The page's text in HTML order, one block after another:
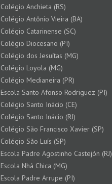
Colégio Anchieta (RS)
Colégio Antônio Vieira (BA)
Colégio Catarinense (SC)
Colégio Diocesano (PI)
Colégio dos Jesuítas (MG)
Colégio Loyola (MG)
Colégio Medianeira (PR)
Escola Santo Afonso Rodriguez (PI)
Colégio Santo Inácio (CE)
Colégio Santo Inácio (RJ)
Colégio São Francisco Xavier (SP)
Colégio São Luís (SP)
Escola Padre Agostinho Castejón (RJ)
Escola Nhá Chica (MG)
Escola Padre Arrupe (PI)